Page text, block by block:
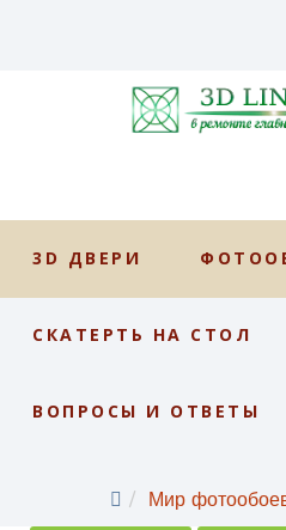
3D ДВЕРИ
СКАТЕРТЬ НА СТОЛ
ВОПРОСЫ И ОТВЕТЫ
Мир